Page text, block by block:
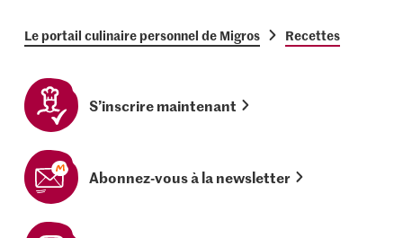
Le portail culinaire personnel de Migros Recettes
S’inscrire maintenant
Abonnez-vous à la newsletter